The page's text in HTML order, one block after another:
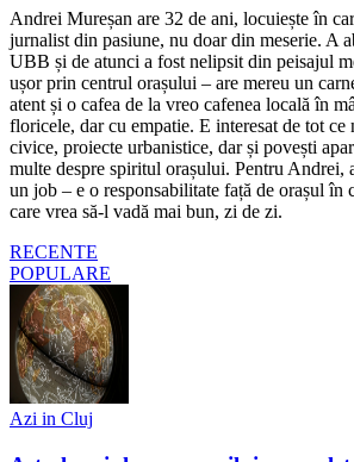
Andrei Mureșan are 32 de ani, locuiește în
jurnalist din pasiune, nu doar din meserie. A
UBB și de atunci a fost nelipsit din peisajul
ușor prin centrul orașului – are mereu un
atent și o cafea de la vreo cafenea locală în
floricele, dar cu empatie. E interesat de tot
civice, proiecte urbanistice, dar și povești
multe despre spiritul orașului. Pentru Andrei,
un job – e o responsabilitate față de orașul în
care vrea să-l vadă mai bun, zi de zi.
RECENTE
POPULARE
Azi in Cluj